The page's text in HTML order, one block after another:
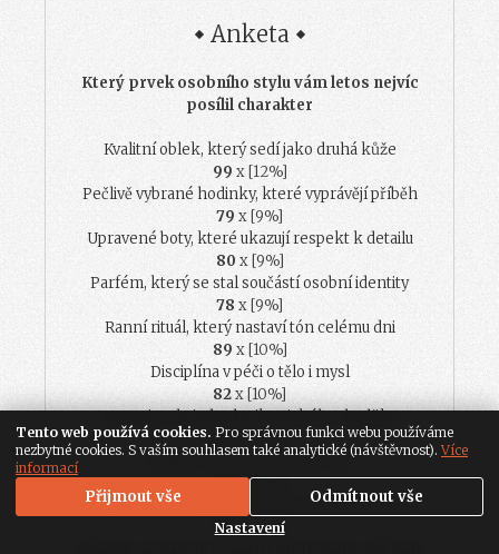
Anketa
Který prvek osobního stylu vám letos nejvíc
posílil charakter
Kvalitní oblek, který sedí jako druhá kůže
99 x [12%]
Pečlivě vybrané hodinky, které vyprávějí příběh
79 x [9%]
Upravené boty, které ukazují respekt k detailu
80 x [9%]
Parfém, který se stal součástí osobní identity
78 x [9%]
Ranní rituál, který nastaví tón celému dni
89 x [10%]
Disciplína v péči o tělo i mysl
82x [10%]
Investice do jednoho ikonického doplňku
89x [10%]
Umění říct ne bez pocitu viny
92x [11%]
Kvalitní střih vlasů, který drží krok s osobností
80x [9%]
Tento web používá cookies. Pro správnou funkci webu používáme
nezbytné cookies. S vaším souhlasem také analytické (návštěvnost).Více
informací
Přijmout vše Odmítnout vše
Nastavení